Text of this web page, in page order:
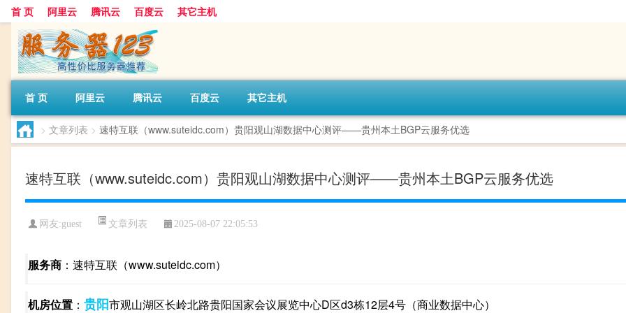
首 页 阿里云 腾讯云 百度云 其它主机
首 页 阿里云 腾讯云 百度云 其它主机
> 文章列表 > 速特互联（www.suteidc.com）贵阳观山湖数据中心测评——贵州本土BGP云服务优选
速特互联（www.suteidc.com）贵阳观山湖数据中心测评——贵州本土BGP云服务优选
网友:guest 文章列表 2025-08-07 22:05:53
服务商 ：速特互联（www.suteidc.com）
机房位置 ： 贵阳市观山湖区长岭北路贵阳国家会议展览中心D区d3栋12层4号（商业数据中心）